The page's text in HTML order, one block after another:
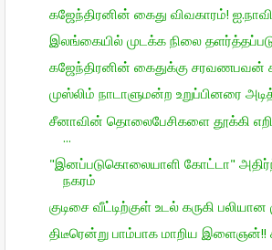
கஜேந்திரனின் கைது விவகாரம்!
இலங்கையில் முடக்க நிலை
கஜேந்திரனின் கைதுக்கு
முஸ்லிம் நாடாளுமன்ற உறுப்பினரை
சீனாவின் தொலைபேசிகளை தூக்கி
...
"இனப்படுகொலையாளி கோட்டா"
நகரம்
குடிசை வீட்டிற்குள் உடல் கருகி பலியான
திடீரென்று பாம்பாக மாறிய இளைஞன்!!